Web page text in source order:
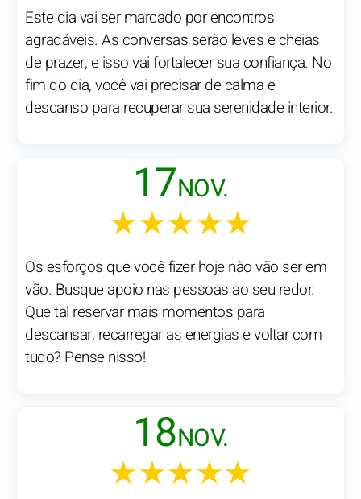
Este dia vai ser marcado por encontros
agradáveis. As conversas serão leves e cheias
de prazer, e isso vai fortalecer sua confiança. No
fim do dia, você vai precisar de calma e
descanso para recuperar sua serenidade interior.
17NOV.
★★★★★
Os esforços que você fizer hoje não vão ser em
vão. Busque apoio nas pessoas ao seu redor.
Que tal reservar mais momentos para
descansar, recarregar as energias e voltar com
tudo? Pense nisso!
18NOV.
★★★★★